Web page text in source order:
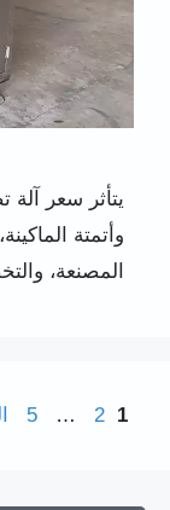
يتأثر سعر آلة
وأتمتة
المصنعة،
Page1
Page
2
…
5